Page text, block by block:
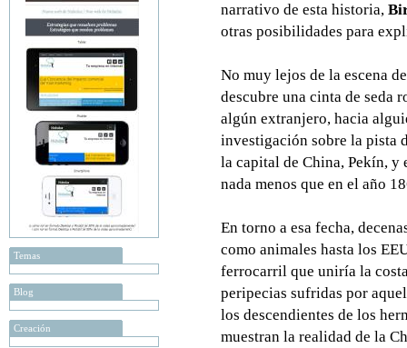
Temas
Blog
Creación
narrativo de esta historia,
otras posibilidades para
No muy lejos de la escena
descubre una cinta de seda
algún extranjero, hacia
investigación sobre la pista
la capital de China, Pekín, y
nada menos que en el año
En torno a esa fecha,
como animales hasta los
ferrocarril que uniría la
peripecias sufridas por
los descendientes de los
muestran la realidad de la